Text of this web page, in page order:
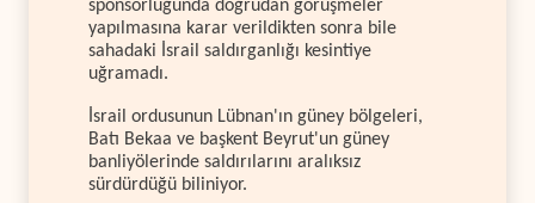
sponsorluğunda doğrudan görüşmeler
yapılmasına karar verildikten sonra bile
sahadaki İsrail saldırganlığı kesintiye
uğramadı.
İsrail ordusunun Lübnan'ın güney bölgeleri,
Batı Bekaa ve başkent Beyrut'un güney
banliyölerinde saldırılarını aralıksız
sürdürdüğü biliniyor.